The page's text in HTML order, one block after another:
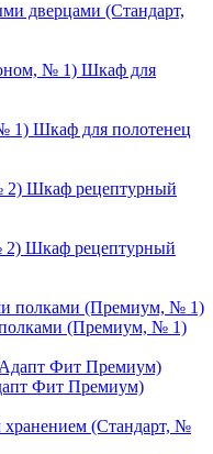
дверцами (Стандарт,
Шкаф для
Шкаф для полотенец
Шкаф рецептурный
Шкаф рецептурный
(Премиум, № 1)
Фит Премиум)